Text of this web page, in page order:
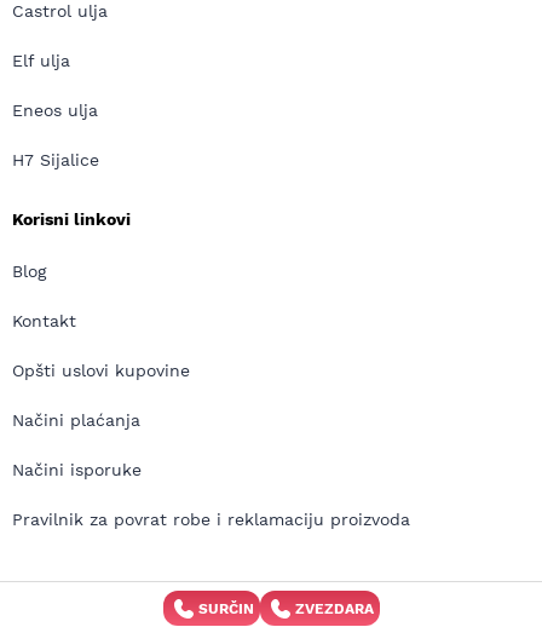
Castrol ulja
Elf ulja
Eneos ulja
H7 Sijalice
Korisni linkovi
Blog
Kontakt
Opšti uslovi kupovine
Načini plaćanja
Načini isporuke
Pravilnik za povrat robe i reklamaciju proizvoda
Copyright © MD Auto 2026 | Izrada internet prodavnice:
SURČIN ZVEZDARA